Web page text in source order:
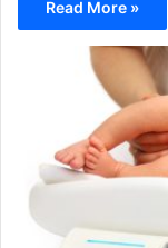
Read More »